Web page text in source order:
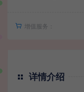
增值服务：
详情介绍